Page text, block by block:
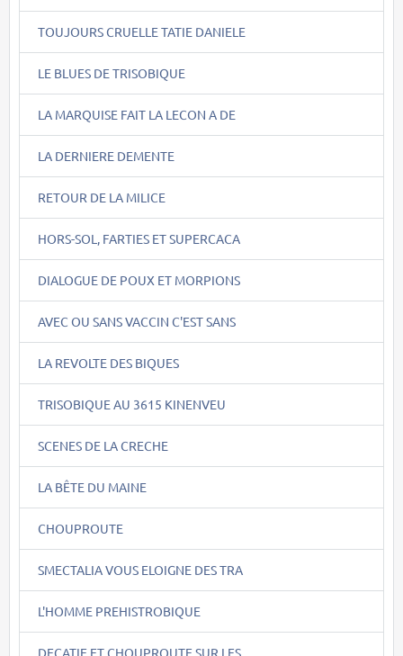
TOUJOURS CRUELLE TATIE DANIELE
LE BLUES DE TRISOBIQUE
LA MARQUISE FAIT LA LECON A DE
LA DERNIERE DEMENTE
RETOUR DE LA MILICE
HORS-SOL, FARTIES ET SUPERCACA
DIALOGUE DE POUX ET MORPIONS
AVEC OU SANS VACCIN C'EST SANS
LA REVOLTE DES BIQUES
TRISOBIQUE AU 3615 KINENVEU
SCENES DE LA CRECHE
LA BÊTE DU MAINE
CHOUPROUTE
SMECTALIA VOUS ELOIGNE DES TRA
L'HOMME PREHISTROBIQUE
DECATIE ET CHOUPROUTE SUR LES